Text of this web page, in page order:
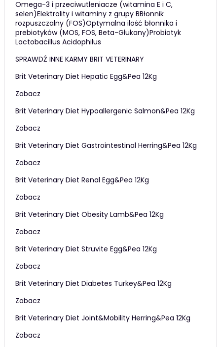
Omega-3 i przeciwutleniacze (witamina E i C,
selen)Elektrolity i witaminy z grupy BBłonnik
rozpuszczalny (FOS)Optymalna ilość błonnika i
prebiotyków (MOS, FOS, Beta-Glukany)Probiotyk
Lactobacillus Acidophilus
SPRAWDŹ INNE KARMY BRIT VETERINARY
Brit Veterinary Diet Hepatic Egg&Pea 12Kg
Zobacz
Brit Veterinary Diet Hypoallergenic Salmon&Pea 12Kg
Zobacz
Brit Veterinary Diet Gastrointestinal Herring&Pea 12Kg
Zobacz
Brit Veterinary Diet Renal Egg&Pea 12Kg
Zobacz
Brit Veterinary Diet Obesity Lamb&Pea 12Kg
Zobacz
Brit Veterinary Diet Struvite Egg&Pea 12Kg
Zobacz
Brit Veterinary Diet Diabetes Turkey&Pea 12Kg
Zobacz
Brit Veterinary Diet Joint&Mobility Herring&Pea 12Kg
Zobacz